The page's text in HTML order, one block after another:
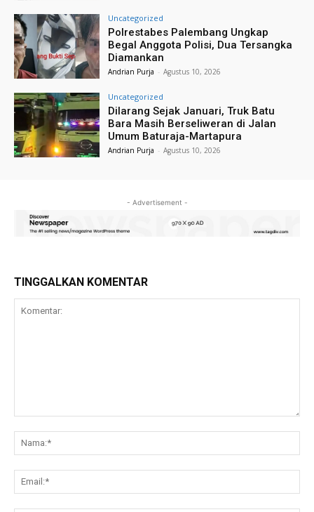
Uncategorized
Polrestabes Palembang Ungkap
Begal Anggota Polisi, Dua Tersangka
Diamankan
Andrian Purja - Agustus 10, 2026
Uncategorized
Dilarang Sejak Januari, Truk Batu
Bara Masih Berseliweran di Jalan
Umum Baturaja-Martapura
Andrian Purja - Agustus 10, 2026
- Advertisement -
TINGGALKAN KOMENTAR